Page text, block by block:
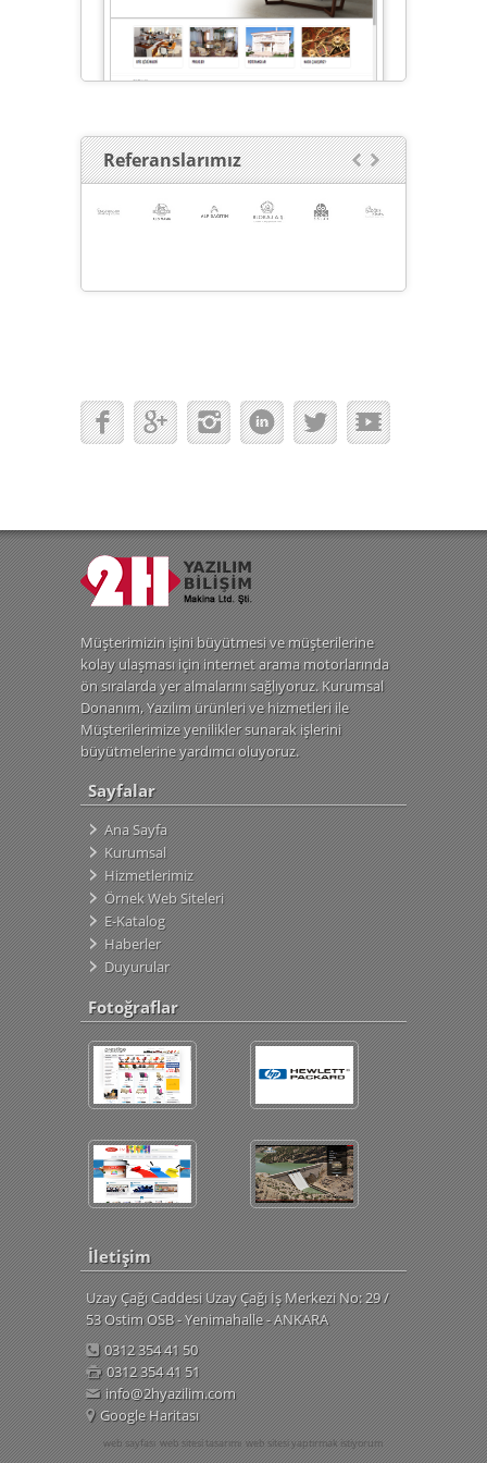
Referanslarımız 

Müşterimizin işini büyütmesi ve müşterilerine
kolay ulaşması için internet arama motorlarında
ön sıralarda yer almalarını sağlıyoruz. Kurumsal
Donanım, Yazılım ürünleri ve hizmetleri ile
Müşterilerimize yenilikler sunarak işlerini
büyütmelerine yardımcı oluyoruz.
Sayfalar
Ana Sayfa
Kurumsal
Hizmetlerimiz
Örnek Web Siteleri
E-Katalog
Haberler
Duyurular
Fotoğraflar
İletişim
Uzay Çağı Caddesi Uzay Çağı İş Merkezi No: 29 /
53 Ostim OSB - Yenimahalle - ANKARA
0312 354 41 50
0312 354 41 51
info@2hyazilim.com
Google Haritası
web sayfası web sitesi tasarımı web sitesi yaptırmak istiyorum